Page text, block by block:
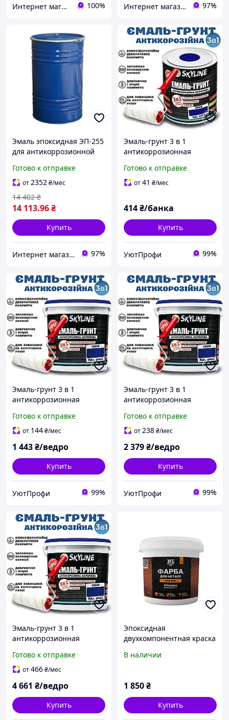
Интернет магазин 1988.ua 100% Интернет магазин "Триколор" 97%
Эмаль эпоксидная ЭП-255
для антикоррозионной
двухкомпонентная синяя
Готово к отправке
от2352₴/мес
14 113.96₴
14 402 ₴
Купить
Интернет магазин "Триколор" 97%
Эмаль-грунт 3 в 1
антикоррозионная
для металла с
преобразователем
Готово к отправке
от41 ₴/мес
414₴/банка
Купить
УютПрофи 99%
Эмаль-грунт 3 в 1
антикоррозионная
для металла с
преобразователем
Готово к отправке
от 144₴/мес
1 443₴/ведро
Купить
УютПрофи 99%
Эмаль-грунт 3 в 1
антикоррозионная
для металла с
преобразователем
Готово к отправке
от238₴/мес
2 379₴/ведро
Купить
УютПрофи 99%
Эмаль-грунт 3 в 1
антикоррозионная
для металла с
преобразователем
Готово к отправке
от466₴/мес
4 661 ₴/ведро
Купить
Эпоксидная
двухкомпонентная краска
RAL 5017 синий (защита
В наличии
1 850₴
Купить